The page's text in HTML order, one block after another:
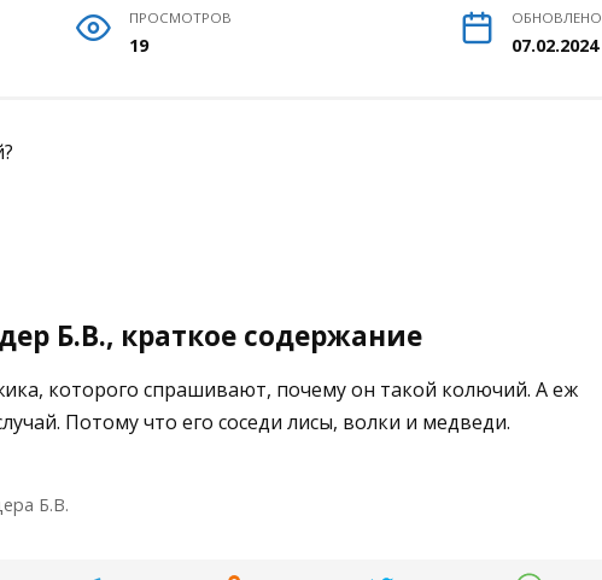
ПРОСМОТРОВ
19
ОБНОВЛЕНО
07.02.2024
Б.В., краткое содержание
которого спрашивают, почему он такой колючий. А еж
Потому что его соседи лисы, волки и медведи.
Б.В.